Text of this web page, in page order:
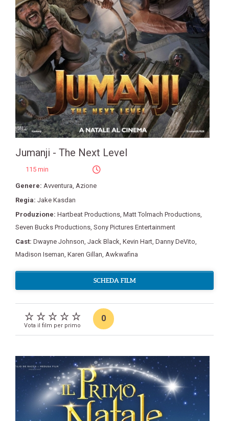
Jumanji - The Next Level
115 min
Genere: Avventura, Azione
Regia: Jake Kasdan
Produzione: Hartbeat Productions, Matt Tolmach Productions,
Seven Bucks Productions, Sony Pictures Entertainment
Cast: Dwayne Johnson, Jack Black, Kevin Hart, Danny DeVito,
Madison Iseman, Karen Gillan, Awkwafina
SCHEDA FILM
Vota il film per primo
0